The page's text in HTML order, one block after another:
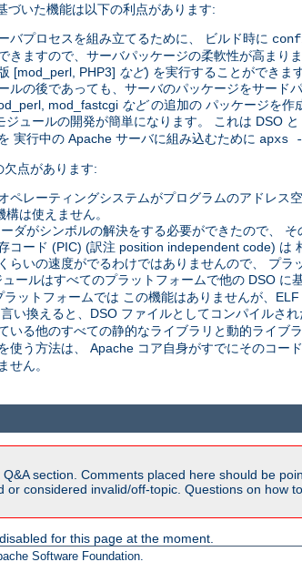
づいた機能は以下の利点があります:
バプロセスを組み立てるために、 ビルド時に
きますので、サーバパッケージの柔軟性が高まり
[mod_perl, PHP3] など) を実行することができます
ルの後であっても、サーバのパッケージをサード
mod_fastcgi などの追加の パッケージを作
ジュールの開発が簡単になります。 これは DSO と
実行中の Apache サーバに組み込むために apxs
欠点があります:
ペレーティングシステムがプログラムのアドレス
構は使えません。
ダがシンボルの解決をする必要ができたので、
コード (PIC) (訳注 position independent code) は
らいの速度がでるわけではありませんので、 プラ
ュールはすべてのプラットフォームで他の DSO に
ラットフォームでは この機能はありませんが、
言い換えると、DSO ファイルとしてコンパイルさ
いる他のすべての静的なライブラリと動的ライブ
使う方法は、 Apache コア自身がすでにそのコー
せん。
section. Comments placed here should be
or considered invalid/off-topic. Questions on how
for this page at the moment.
Software Foundation.